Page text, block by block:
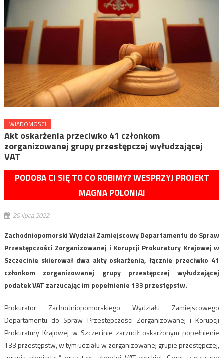
WIADOMOŚCI
Akt oskarżenia przeciwko 41 członkom
zorganizowanej grupy przestępczej wyłudzającej
VAT
PODOBA CI SIĘ TO CO ROBIMY? WESPRZYJ PROJEKT
MAGNA POLONIA!
20 lipca 2022
Zachodniopomorski Wydział Zamiejscowy Departamentu do Spraw
Przestępczości Zorganizowanej i Korupcji Prokuratury Krajowej w
Szczecinie skierował dwa akty oskarżenia, łącznie przeciwko 41
członkom zorganizowanej grupy przestępczej wyłudzającej
podatek VAT zarzucając im popełnienie 133 przestępstw.
Prokurator Zachodniopomorskiego Wydziału Zamiejscowego
Departamentu do Spraw Przestępczości Zorganizowanej i Korupcji
Prokuratury Krajowej w Szczecinie zarzucił oskarżonym popełnienie
133 przestępstw, w tym udziału w zorganizowanej grupie przestępczej,